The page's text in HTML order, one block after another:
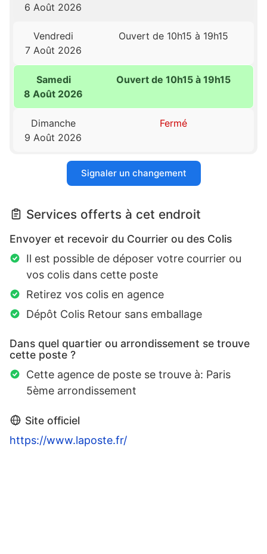
6 Août 2026
Vendredi
7 Août 2026
Ouvert de 10h15 à 19h15
Samedi
8 Août 2026
Ouvert de 10h15 à 19h15
Dimanche
9 Août 2026
Fermé
Signaler un changement
Services offerts à cet endroit
Envoyer et recevoir du Courrier ou des Colis
Il est possible de déposer votre courrier ou
vos colis dans cette poste
Retirez vos colis en agence
Dépôt Colis Retour sans emballage
Dans quel quartier ou arrondissement se trouve
cette poste ?
Cette agence de poste se trouve à: Paris
5ème arrondissement
Site officiel
https://www.laposte.fr/